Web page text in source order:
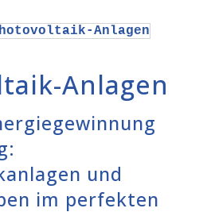
Anlagen
Anlagen
und
im perfekten